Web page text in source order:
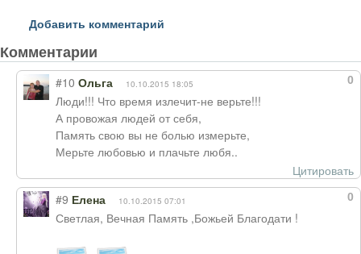
Добавить комментарий
Комментарии
0
#10 Ольга 10.10.2015 18:05
Люди!!! Что время излечит-не верьте!!!
А провожая людей от себя,
Память свою вы не болью измерьте,
Мерьте любовью и плачьте любя..
Цитировать
0
#9 Елена 10.10.2015 07:01
Светлая, Вечная Память ,Божьей Благодати !